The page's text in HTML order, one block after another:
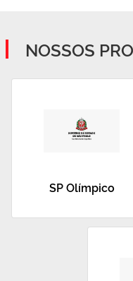
NOSSOS
SP Olímpico